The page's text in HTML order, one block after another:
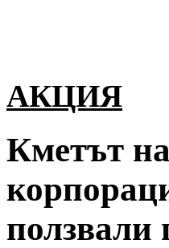
АКЦИЯ
Кметът